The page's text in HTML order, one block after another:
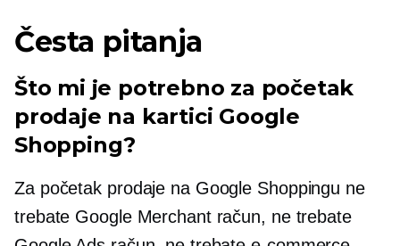
Česta pitanja
Što mi je potrebno za početak
prodaje na kartici Google
Shopping?
Za početak prodaje na Google Shoppingu ne
trebate Google Merchant račun, ne trebate